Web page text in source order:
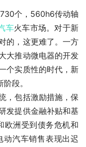
个，560h6传动轴
车火车市场。对于新
的，这更难了。一方
大推动微电器的开发
个实质性的时代，新
段。
，包括激励措施，保
发提供金融补贴和基
欧洲受到债务危机和
动汽车销售表现出迟